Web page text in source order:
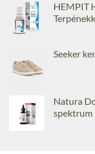
HEMPIT
Seeker
Natura
spektrum